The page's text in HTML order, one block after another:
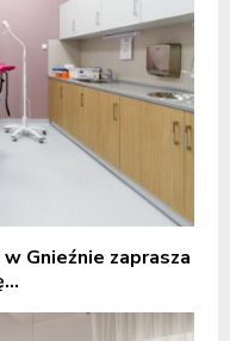
Gnieźnie zaprasza